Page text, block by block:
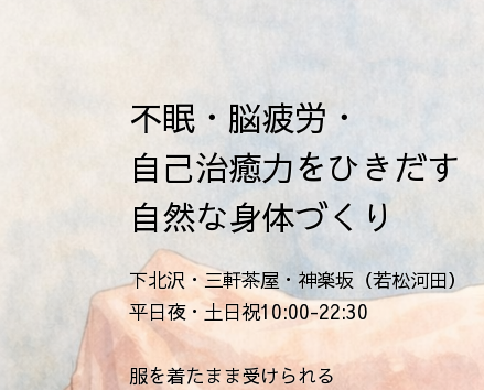
不眠・脳疲労・
自己治癒力をひきだす
自然な身体づくり
下北沢・三軒茶屋・神楽坂（若松河田）
平日夜・土日祝10:00-22:30
服を着たまま受けられる